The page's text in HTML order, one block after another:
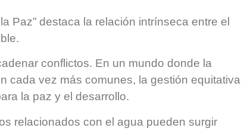
Paz” destaca la relación intrínseca entre el
conflictos. En un mundo donde la
cada vez más comunes, la gestión equitativa
la paz y el desarrollo.
relacionados con el agua pueden surgir